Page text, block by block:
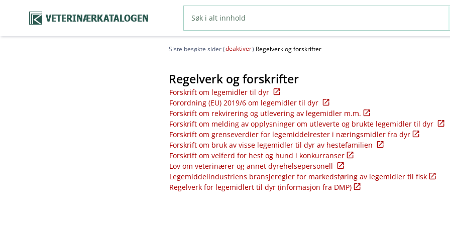
VETERINÆRKATALOGEN
Siste besøkte sider (deaktiver) Regelverk og forskrifter
Regelverk og forskrifter
Forskrift om legemidler til dyr
Forordning (EU) 2019/6 om legemidler til dyr
Forskrift om rekvirering og utlevering av legemidler m.m.
Forskrift om melding av opplysninger om utleverte og brukte legemidler til dyr
Forskrift om grenseverdier for legemiddelrester i næringsmidler fra dyr
Forskrift om bruk av visse legemidler til dyr av hestefamilien
Forskrift om velferd for hest og hund i konkurranser
Lov om veterinærer og annet dyrehelsepersonell
Legemiddelindustriens bransjeregler for markedsføring av legemidler til fisk
Regelverk for legemidlert til dyr (informasjon fra DMP)